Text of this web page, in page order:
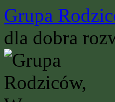
Przejdź
do
treści
Grupa
dla dobra